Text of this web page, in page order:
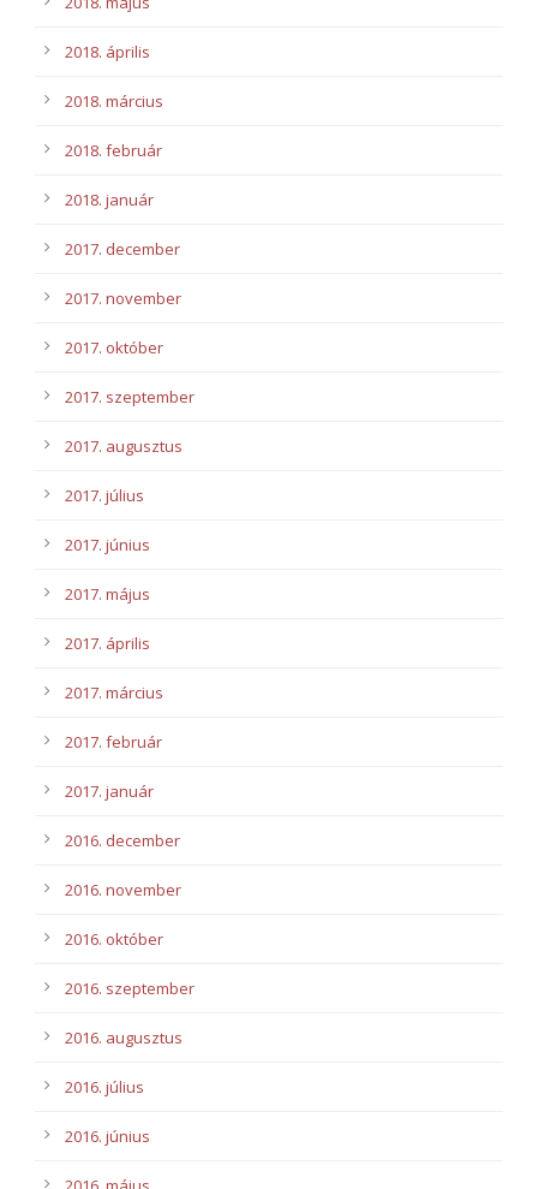
2018. április
2018. március
2018. február
2018. január
2017. december
2017. november
2017. október
2017. szeptember
2017. augusztus
2017. július
2017. június
2017. május
2017. április
2017. március
2017. február
2017. január
2016. december
2016. november
2016. október
2016. szeptember
2016. augusztus
2016. július
2016. június